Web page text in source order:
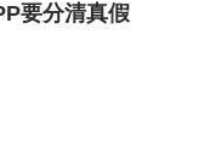
分清真假